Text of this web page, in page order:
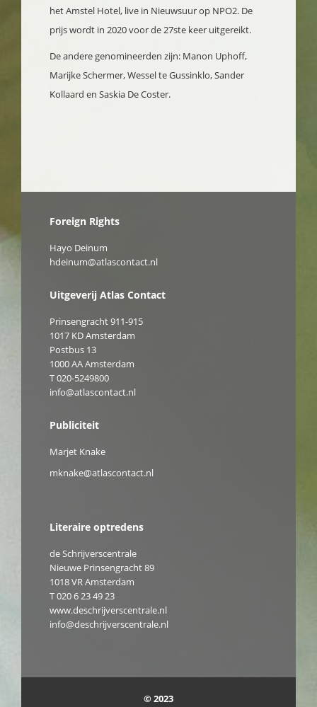
het Amstel Hotel, live in Nieuwsuur op NPO2. De
prijs wordt in 2020 voor de 27ste keer uitgereikt.
De andere genomineerden zijn: Manon Uphoff,
Marijke Schermer, Wessel te Gussinklo, Sander
Kollaard en Saskia De Coster.
Foreign Rights
Hayo Deinum
hdeinum@atlascontact.nl
Uitgeverij Atlas Contact
Prinsengracht 911-915
1017 KD Amsterdam
Postbus 13
1000 AA Amsterdam
T 020-5249800
info@atlascontact.nl
Publiciteit
Marjet Knake
mknake@atlascontact.nl
Literaire optredens
de Schrijverscentrale
Nieuwe Prinsengracht 89
1018 VR Amsterdam
T020 6 23 49 23
www.deschrijverscentrale.nl
info@deschrijverscentrale.nl
© 2023